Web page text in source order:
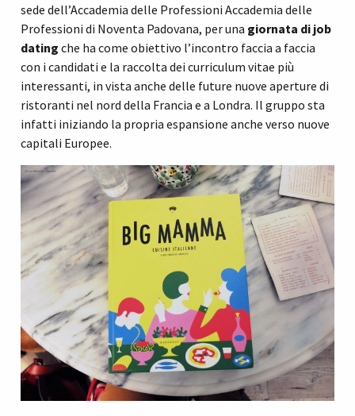
sede dell’Accademia delle Professioni Accademia delle
Professioni di Noventa Padovana, per una giornata di job
dating che ha come obiettivo l’incontro faccia a faccia
con i candidati e la raccolta dei curriculum vitae più
interessanti, in vista anche delle future nuove aperture di
ristoranti nel nord della Francia e a Londra. Il gruppo sta
infatti iniziando la propria espansione anche verso nuove
capitali Europee.